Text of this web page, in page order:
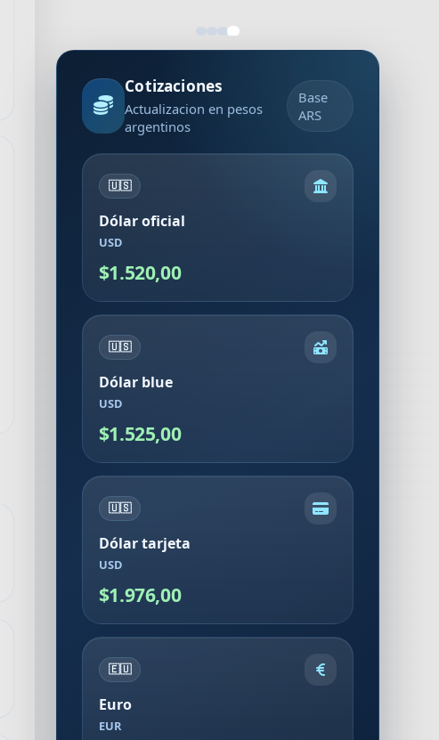
Cotizaciones
Actualizacion en pesos
argentinos
Base
ARS
🇺🇸
Dólar oficial
USD
$1.520,00
🇺🇸
Dólar blue
USD
$1.525,00
🇺🇸
Dólar tarjeta
USD
$1.976,00
🇪🇺
Euro
EUR